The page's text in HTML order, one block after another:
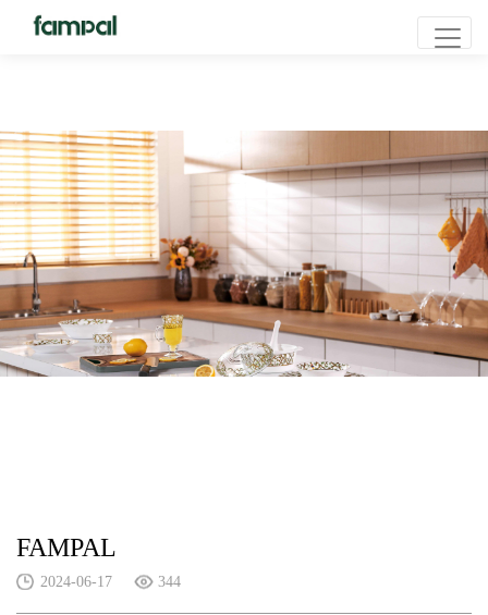
FAMPAL
2024-06-17 344